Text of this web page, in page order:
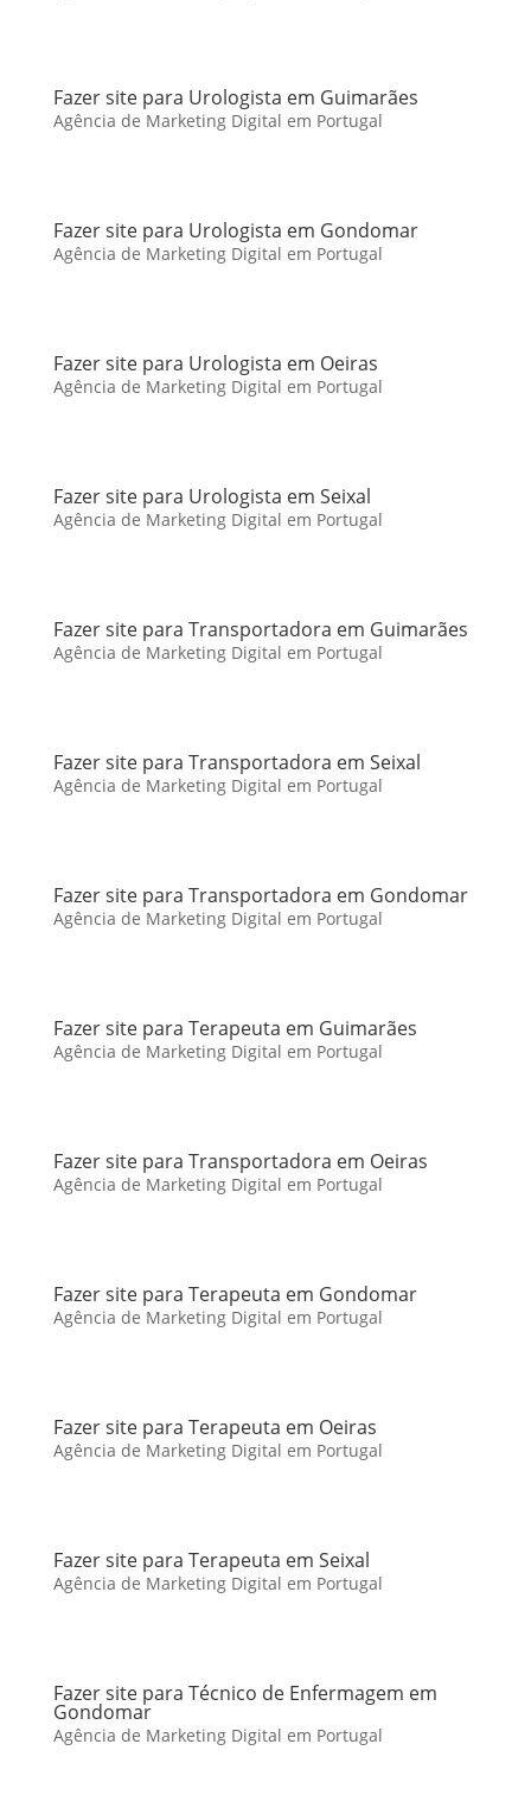
Fazer site para Urologista em Guimarães
Agência de Marketing Digital em Portugal
Fazer site para Urologista em Gondomar
Agência de Marketing Digital em Portugal
Fazer site para Urologista em Oeiras
Agência de Marketing Digital em Portugal
Fazer site para Urologista em Seixal
Agência de Marketing Digital em Portugal
Fazer site para Transportadora em Guimarães
Agência de Marketing Digital em Portugal
Fazer site para Transportadora em Seixal
Agência de Marketing Digital em Portugal
Fazer site para Transportadora em Gondomar
Agência de Marketing Digital em Portugal
Fazer site para Terapeuta em Guimarães
Agência de Marketing Digital em Portugal
Fazer site para Transportadora em Oeiras
Agência de Marketing Digital em Portugal
Fazer site para Terapeuta em Gondomar
Agência de Marketing Digital em Portugal
Fazer site para Terapeuta em Oeiras
Agência de Marketing Digital em Portugal
Fazer site para Terapeuta em Seixal
Agência de Marketing Digital em Portugal
Fazer site para Técnico de Enfermagem em
Gondomar
Agência de Marketing Digital em Portugal